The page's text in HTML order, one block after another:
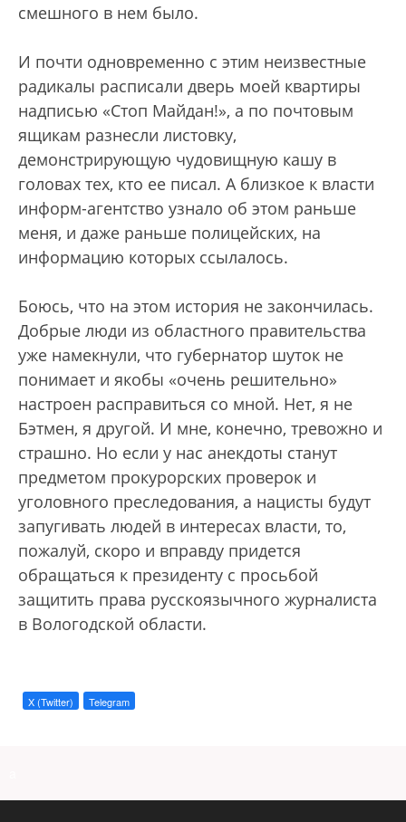
смешного в нем было.
И почти одновременно с этим неизвестные
радикалы расписали дверь моей квартиры
надписью «Стоп Майдан!», а по почтовым
ящикам разнесли листовку,
демонстрирующую чудовищную кашу в
головах тех, кто ее писал. А близкое к власти
информ-агентство узнало об этом раньше
меня, и даже раньше полицейских, на
информацию которых ссылалось.
Боюсь, что на этом история не закончилась.
Добрые люди из областного правительства
уже намекнули, что губернатор шуток не
понимает и якобы «очень решительно»
настроен расправиться со мной. Нет, я не
Бэтмен, я другой. И мне, конечно, тревожно и
страшно. Но если у нас анекдоты станут
предметом прокурорских проверок и
уголовного преследования, а нацисты будут
запугивать людей в интересах власти, то,
пожалуй, скоро и вправду придется
обращаться к президенту с просьбой
защитить права русскоязычного журналиста
в Вологодской области.
X (Twitter) Telegram